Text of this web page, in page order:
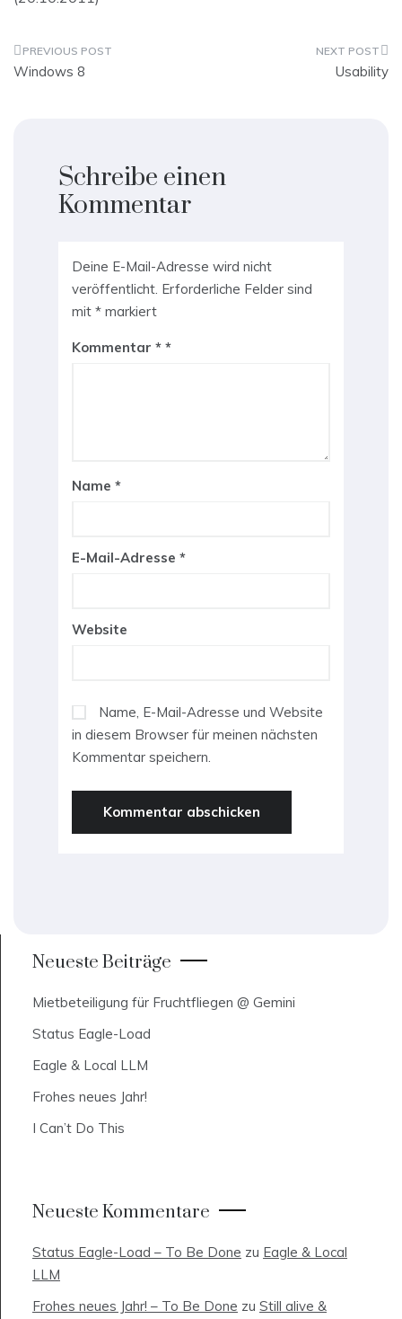
Beitragsnavigation
Windows 8 Usability
Schreibe einen
Kommentar
Deine E-Mail-Adresse wird nicht
veröffentlicht. Erforderliche Felder sind
mit * markiert
Kommentar *
Name *
E-Mail-Adresse *
Website
Name, E-Mail-Adresse und Website
in diesem Browser für meinen nächsten
Kommentar speichern.
Neueste Beiträge
Mietbeteiligung für Fruchtfliegen @ Gemini
Status Eagle-Load
Eagle & Local LLM
Frohes neues Jahr!
I Can’t Do This
Neueste Kommentare
Status Eagle-Load – To Be Done zu Eagle & Local
LLM
Frohes neues Jahr! – To Be Done zu Still alive &